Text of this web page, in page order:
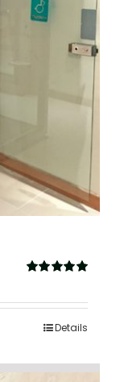
5.00oy aldı
Details